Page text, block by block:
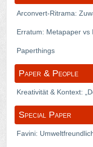
Arconvert-Ritrama:
Erratum: Metapaper vs
Paperthings
Paper & People
Kreativität & Kontext:
Special Paper
Favini: